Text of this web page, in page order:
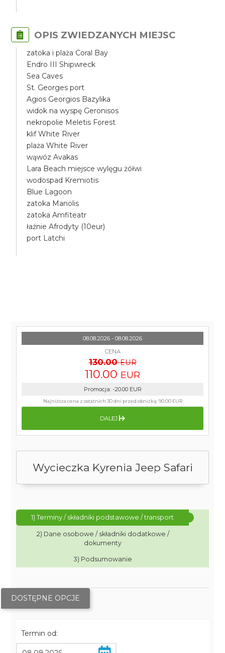
OPIS ZWIEDZANYCH MIEJSC
zatoka i plaża Coral Bay
Endro III Shipwreck
Sea Caves
St. Georges port
Agios Georgios Bazylika
widok na wyspę Geronisos
nekropolie Meletis Forest
klif White River
plaża White River
wąwóz Avakas
Lara Beach miejsce wylęgu żółwi
wodospad Kremiotis
Blue Lagoon
zatoka Manolis
zatoka Amfiteatr
łaźnie Afrodyty (10eur)
port Latchi
Wycieczka Kyrenia Jeep Safari
1) Terminy / składniki podstawowe / transport
2) Dane osobowe / składniki dodatkowe /
dokumenty
3) Podsumowanie
DOSTĘPNE OPCJE
Termin od:
08.08.2026 - 08.08.2026
CENA
130.00 EUR
110.00 EUR
Promocja: -20.00 EUR
Najniższa cena z ostatnich 30 dni przed obniżką:90.00 EUR
DALEJ